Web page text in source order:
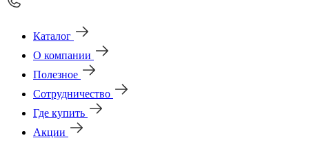
Каталог
О компании
Полезное
Сотрудничество
Где купить
Акции